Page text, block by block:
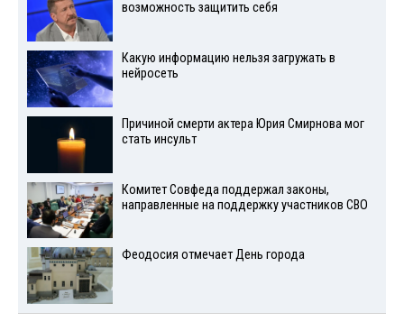
возможность защитить себя
Какую информацию нельзя загружать в
нейросеть
Причиной смерти актера Юрия Смирнова мог
стать инсульт
Комитет Совфеда поддержал законы,
направленные на поддержку участников СВО
Феодосия отмечает День города